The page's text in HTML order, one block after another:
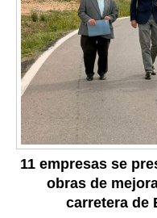
11 empresas se
obras de
carretera de